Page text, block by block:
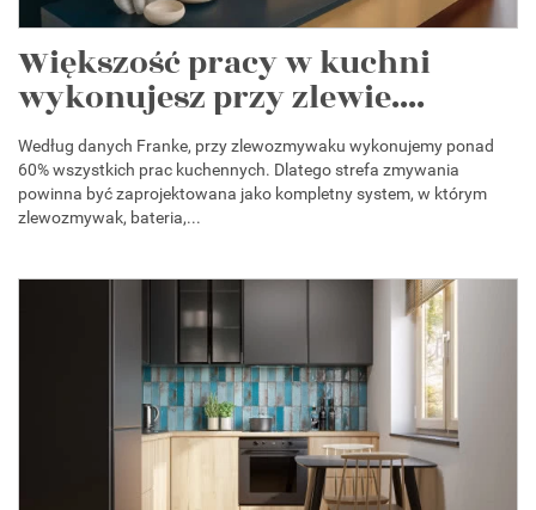
Większość pracy w kuchni
wykonujesz przy zlewie....
Według danych Franke, przy zlewozmywaku wykonujemy ponad
60% wszystkich prac kuchennych. Dlatego strefa zmywania
powinna być zaprojektowana jako kompletny system, w którym
zlewozmywak, bateria,...